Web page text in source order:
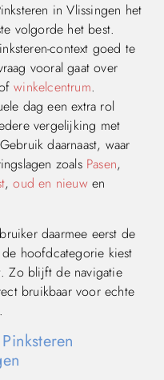
in Vlissingen het
volgorde het best.
context goed te
vooral gaat over
winkelcentrum.
dag een extra rol
vergelijking met
daarnaast, waar
zoals Pasen,
,oud en nieuw en
daarmee eerst de
hoofdcategorie kiest
Zo blijft de navigatie
bruikbaar voor echte